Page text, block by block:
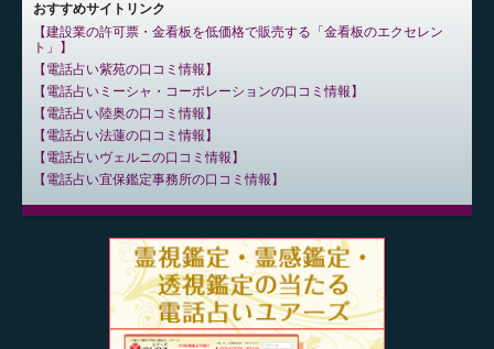
おすすめサイトリンク
建設業の許可票・金看板を低価格で販売する「金看板のエクセレン
ト」
電話占い紫苑の口コミ情報
電話占いミーシャ・コーポレーションの口コミ情報
電話占い陸奥の口コミ情報
電話占い法蓮の口コミ情報
電話占いヴェルニの口コミ情報
電話占い宜保鑑定事務所の口コミ情報